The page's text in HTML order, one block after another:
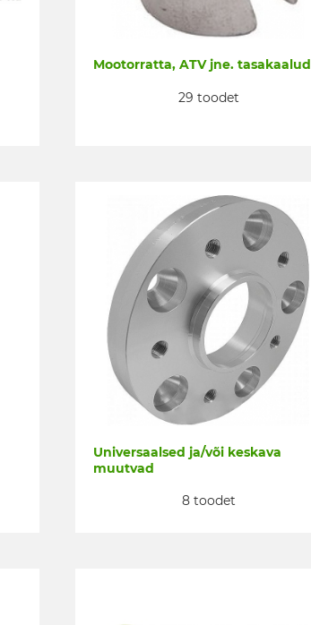
Mootorratta, ATV jne. tasakaalud
29 toodet
Universaalsed ja/või keskava
muutvad
8 toodet